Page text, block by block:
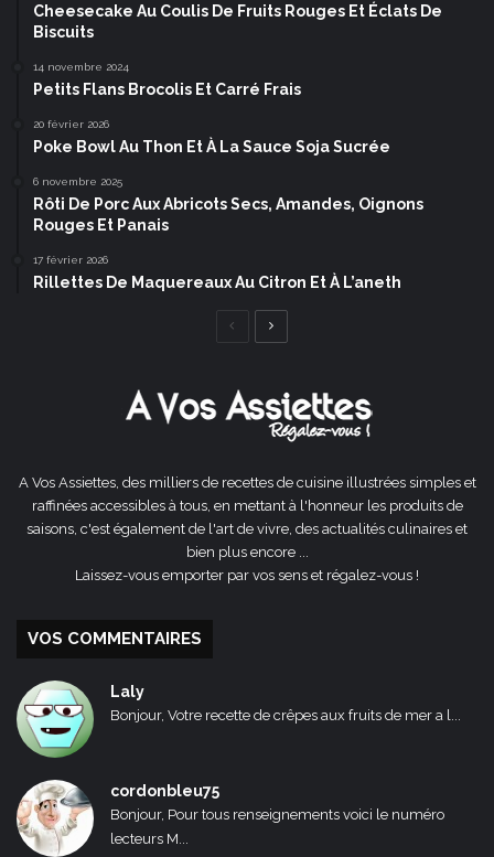
Cheesecake Au Coulis De Fruits Rouges Et Éclats De
Biscuits
14 novembre 2024
Petits Flans Brocolis Et Carré Frais
20 février 2026
Poke Bowl Au Thon Et À La Sauce Soja Sucrée
6 novembre 2025
Rôti De Porc Aux Abricots Secs, Amandes, Oignons
Rouges Et Panais
17 février 2026
Rillettes De Maquereaux Au Citron Et À L’aneth
Page
A Vos Assiettes, des milliers de recettes de cuisine illustrées simples et
raffinées accessibles à tous, en mettant à l'honneur les produits de
saisons, c'est également de l'art de vivre, des actualités culinaires et
bien plus encore ...
Laissez-vous emporter par vos sens et régalez-vous !
VOS COMMENTAIRES
Laly
Bonjour, Votre recette de crêpes aux fruits de mer a l...
cordonbleu75
Bonjour, Pour tous renseignements voici le numéro
lecteurs M...